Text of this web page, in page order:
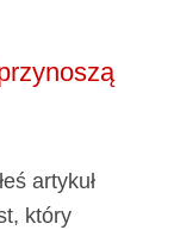
artykuł
który